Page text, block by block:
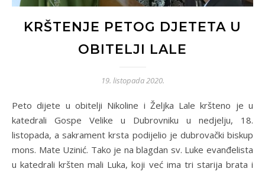
KRŠTENJE PETOG DJETETA U
OBITELJI LALE
19. listopada 2020.
Peto dijete u obitelji Nikoline i Željka Lale kršteno je u
katedrali Gospe Velike u Dubrovniku u nedjelju, 18.
listopada, a sakrament krsta podijelio je dubrovački biskup
mons. Mate Uzinić. Tako je na blagdan sv. Luke evanđelista
u katedrali kršten mali Luka, koji već ima tri starija brata i